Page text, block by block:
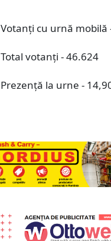
Votanți cu urnă mobilă
Total votanți - 46.624
Prezență la urne -